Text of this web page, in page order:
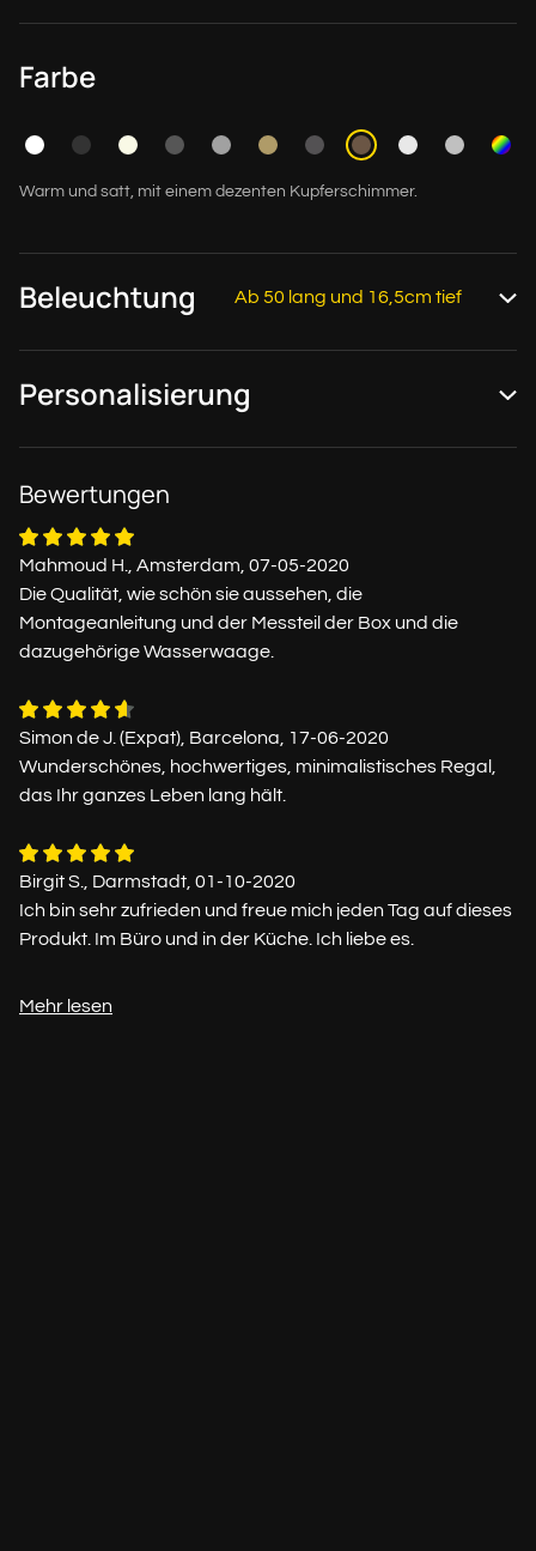
Farbe
Warm und satt, mit einem dezenten Kupferschimmer.
Beleuchtung Ab 50 lang und 16,5cm tief
Personalisierung
Bewertungen
Mahmoud H., Amsterdam, 07-05-2020
Die Qualität, wie schön sie aussehen, die
Montageanleitung und der Messteil der Box und die
dazugehörige Wasserwaage.
Simon de J. (Expat), Barcelona, 17-06-2020
Wunderschönes, hochwertiges, minimalistisches Regal,
das Ihr ganzes Leben lang hält.
Birgit S., Darmstadt, 01-10-2020
Ich bin sehr zufrieden und freue mich jeden Tag auf dieses
Produkt. Im Büro und in der Küche. Ich liebe es.
Mehr lesen